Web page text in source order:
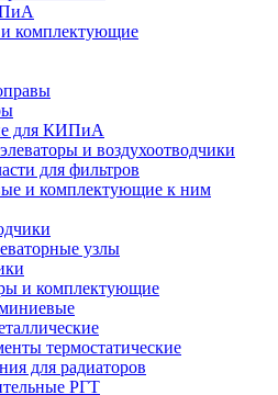
и комплектующие
для КИПиА
и воздухоотводчики
для фильтров
и комплектующие к ним
узлы
и комплектующие
термостатические
для радиаторов
РГТ